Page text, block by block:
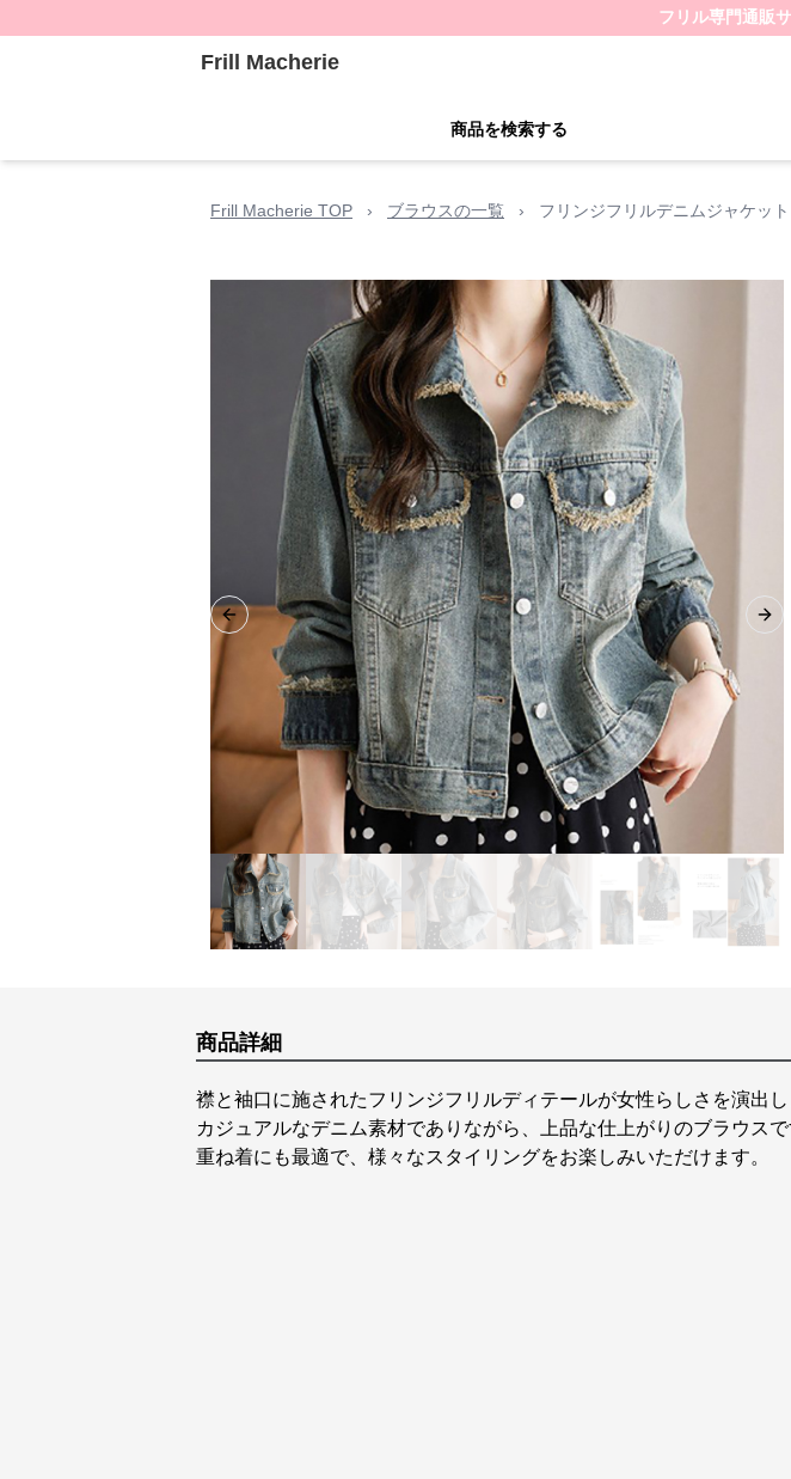
フリル専門通販
Frill Macherie
商品を検索する
Frill Macherie TOP › ブラウスの一覧 › フリンジフリルデニムジャケット
Previous slide
商品詳細
襟と袖口に施されたフリンジフリルディテールが女性らしさを演出し
カジュアルなデニム素材でありながら、上品な仕上がりのブラウスで
重ね着にも最適で、様々なスタイリングをお楽しみいただけます。